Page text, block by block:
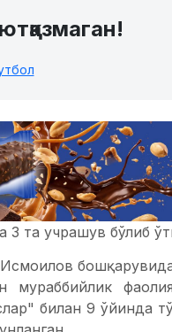
3 та учрашув бўлиб
билан 9 ўйинда